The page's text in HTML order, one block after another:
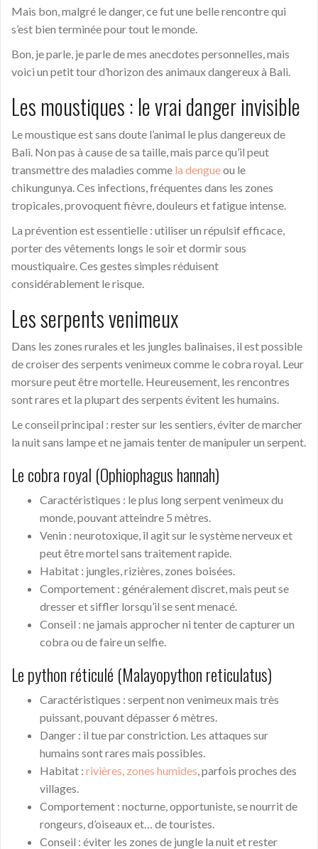
Mais bon, malgré le danger, ce fut une belle rencontre qui
s’est bien terminée pour tout le monde.
Bon, je parle, je parle de mes anecdotes personnelles, mais
voici un petit tour d’horizon des animaux dangereux à Bali.
Les moustiques : le vrai danger invisible
Le moustique est sans doute l’animal le plus dangereux de
Bali. Non pas à cause de sa taille, mais parce qu’il peut
transmettre des maladies comme la dengueou le
chikungunya. Ces infections, fréquentes dans les zones
tropicales, provoquent fièvre, douleurs et fatigue intense.
La prévention est essentielle : utiliser un répulsif efficace,
porter des vêtements longs le soir et dormir sous
moustiquaire. Ces gestes simples réduisent
considérablement le risque.
Les serpents venimeux
Dans les zones rurales et les jungles balinaises, il est possible
de croiser des serpents venimeux comme le cobra royal. Leur
morsure peut être mortelle. Heureusement, les rencontres
sont rares et la plupart des serpents évitent les humains.
Le conseil principal : rester sur les sentiers, éviter de marcher
la nuit sans lampe et ne jamais tenter de manipuler un serpent.
Le cobra royal (Ophiophagus hannah)
Caractéristiques : le plus long serpent venimeux du
monde, pouvant atteindre 5 mètres.
Venin : neurotoxique, il agit sur le système nerveux et
peut être mortel sans traitement rapide.
Habitat : jungles, rizières, zones boisées.
Comportement : généralement discret, mais peut se
dresser et siffler lorsqu’il se sent menacé.
Conseil : ne jamais approcher ni tenter de capturer un
cobra ou de faire un selfie.
Le python réticulé (Malayopython reticulatus)
Caractéristiques : serpent non venimeux mais très
puissant, pouvant dépasser 6 mètres.
Danger : il tue par constriction. Les attaques sur
humains sont rares mais possibles.
Habitat : rivières, zones humides, parfois proches des
villages.
Comportement : nocturne, opportuniste, se nourrit de
rongeurs, d’oiseaux et… de touristes.
Conseil : éviter les zones de jungle la nuit et rester